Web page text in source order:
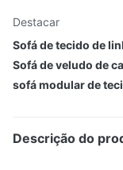
Destacar
Sofá de tecido de
Sofá de veludo de
sofá modular de
Descrição do